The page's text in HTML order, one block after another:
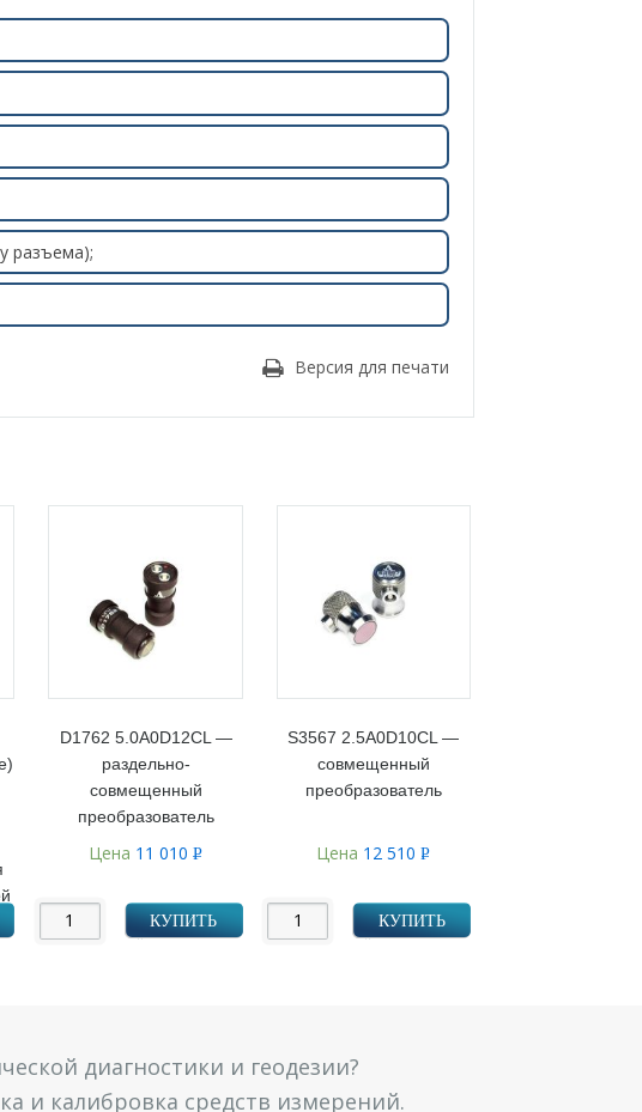
разъема);
Версия для печати
D1762 5.0A0D12CL —
раздельно-
совмещенный
преобразователь
Цена 11 010Р
КУПИТЬ
S3567 2.5A0D10CL —
совмещенный
преобразователь
Цена 12 510Р
КУПИТЬ
диагностики и геодезии?
и калибровка средств измерений.